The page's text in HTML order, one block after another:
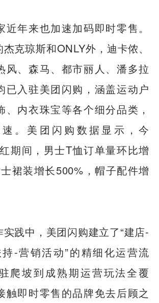
近年来也加速加码即时零售。
克琼斯和ONLY外，迪卡侬、
风、森马、都市丽人、潘多拉
已入驻美团闪购，涵盖运动户
、内衣珠宝等各个细分品类，
。美团闪购数据显示，今
期间，男士T恤订单量环比增
裙装增长500%，帽子配件增
践中，美团闪购建立了“建店-
-营销活动”的精细化运营流
爬坡到成熟期运营玩法全覆
触即时零售的品牌免去后顾之